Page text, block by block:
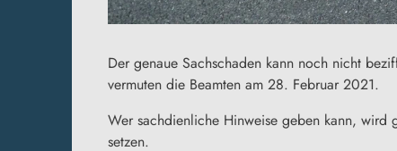
Der genaue Sachschaden kann noch nicht
vermuten die Beamten am 28. Februar 2021.
Wer sachdienliche Hinweise geben kann,
setzen.